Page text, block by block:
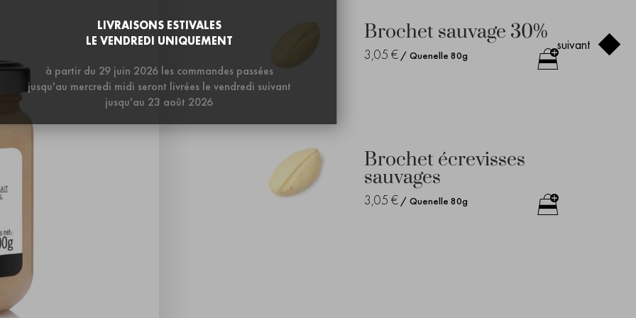
LIVRAISONS ESTIVALES
LE VENDREDI UNIQUEMENT
à partir du 29 juin 2026 les commandes passées
jusqu'au mercredi midi seront livrées le vendredi suivant
jusqu'au 23 août 2026
Brochet sauvage 30%
3,05 € / Quenelle 80g
Brochet écrevisses
sauvages
3,05 € / Quenelle 80g
suivant